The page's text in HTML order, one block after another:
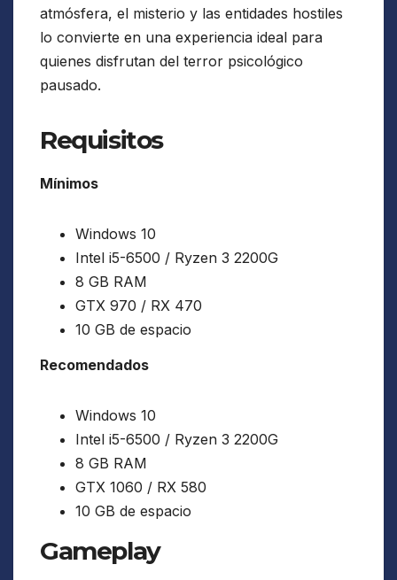
atmósfera, el misterio y las entidades hostiles
lo convierte en una experiencia ideal para
quienes disfrutan del terror psicológico
pausado.
Requisitos
Mínimos
Windows 10
Intel i5-6500 / Ryzen 3 2200G
8 GB RAM
GTX 970 / RX 470
10 GB de espacio
Recomendados
Windows 10
Intel i5-6500 / Ryzen 3 2200G
8 GB RAM
GTX 1060 / RX 580
10 GB de espacio
Gameplay